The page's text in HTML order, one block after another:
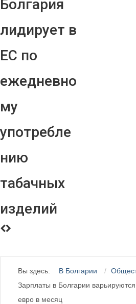
Болгария
лидирует в
ЕС по
ежедневно
му
употребле
нию
табачных
изделий
Вы здесь: В Болгарии
Зарплаты в Болгарии
евро в месяц